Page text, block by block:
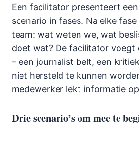
Een facilitator presenteert
scenario in fases. Na elke
team: wat weten we, wat
doet wat? De facilitator voegt
– een journalist belt, een
niet hersteld te kunnen
medewerker lekt informatie
Drie scenario’s om mee te